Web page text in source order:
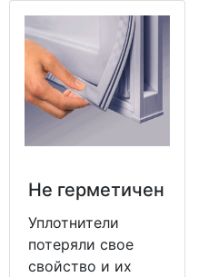
Не герметичен
Уплотнители
потеряли свое
свойство и их